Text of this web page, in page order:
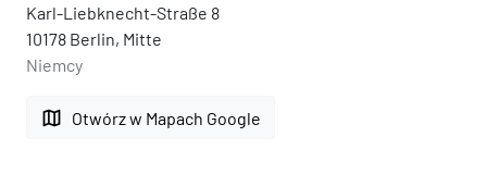
Karl-Liebknecht-Straße 8
10178 Berlin, Mitte
Niemcy
map Otwórz w Mapach Google